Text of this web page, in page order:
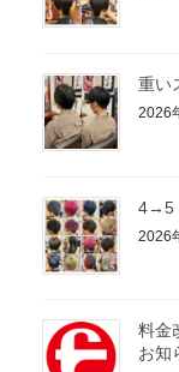
重い
2026
4→5
2026
料金
お知